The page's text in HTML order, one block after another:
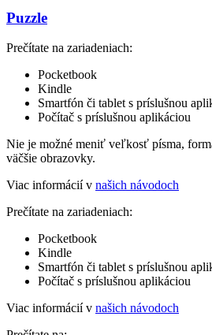
Puzzle
Prečítate na zariadeniach:
Pocketbook
Kindle
Smartfón či tablet s príslušnou
Počítač s príslušnou aplikáciou
Nie je možné meniť veľkosť písma,
väčšie obrazovky.
Viac informácií v našich návodoch
Prečítate na zariadeniach:
Pocketbook
Kindle
Smartfón či tablet s príslušnou
Počítač s príslušnou aplikáciou
Viac informácií v našich návodoch